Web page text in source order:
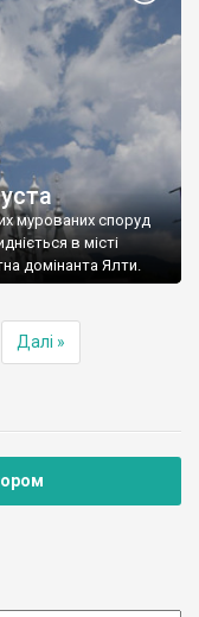
мурованих споруд
в місті
домінанта Ялти.
Далі »